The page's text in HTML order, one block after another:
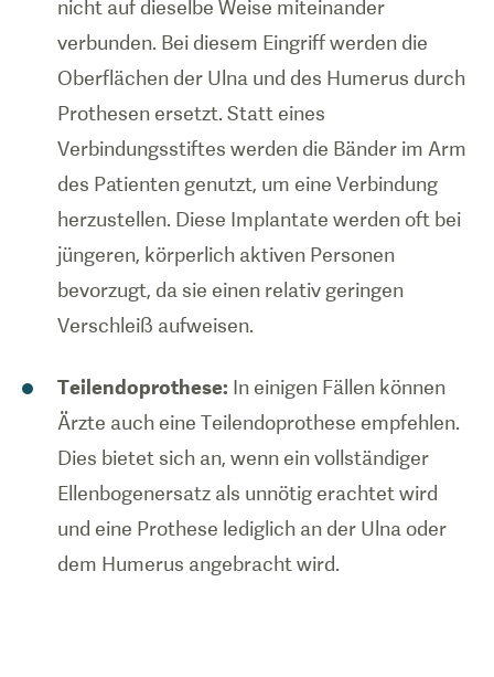
nicht auf dieselbe Weise miteinander
verbunden. Bei diesem Eingriff werden die
Oberflächen der Ulna und des Humerus durch
Prothesen ersetzt. Statt eines
Verbindungsstiftes werden die Bänder im Arm
des Patienten genutzt, um eine Verbindung
herzustellen. Diese Implantate werden oft bei
jüngeren, körperlich aktiven Personen
bevorzugt, da sie einen relativ geringen
Verschleiß aufweisen.
Teilendoprothese: In einigen Fällen können
Ärzte auch eine Teilendoprothese empfehlen.
Dies bietet sich an, wenn ein vollständiger
Ellenbogenersatz als unnötig erachtet wird
und eine Prothese lediglich an der Ulna oder
dem Humerus angebracht wird.